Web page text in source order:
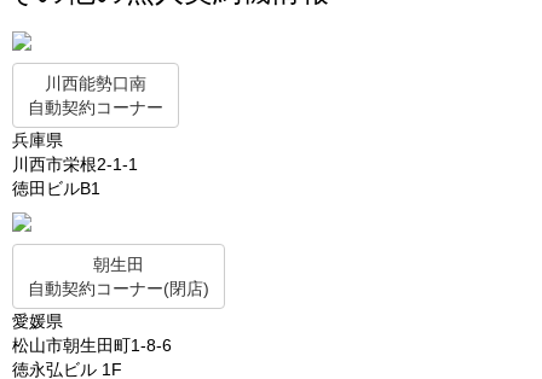
川西能勢口南
自動契約コーナー
兵庫県
川西市栄根2-1-1
徳田ビルB1
朝生田
自動契約コーナー(閉店)
愛媛県
松山市朝生田町1-8-6
徳永弘ビル 1F